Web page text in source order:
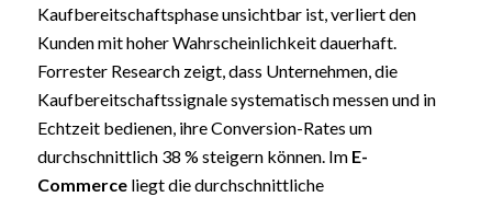
Kaufbereitschaftsphase unsichtbar ist, verliert den
Kunden mit hoher Wahrscheinlichkeit dauerhaft.
Forrester Research zeigt, dass Unternehmen, die
Kaufbereitschaftssignale systematisch messen und in
Echtzeit bedienen, ihre Conversion-Rates um
durchschnittlich 38 % steigern können. Im E-
Commerceliegt die durchschnittliche